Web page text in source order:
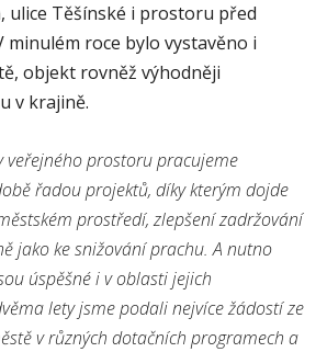
ulice Těšínské i prostoru před
minulém roce bylo vystavěno i
objekt rovněž výhodněji
v krajině.
veřejného prostoru pracujeme
řadou projektů, díky kterým dojde
prostředí, zlepšení zadržování
jako ke snižování prachu. A nutno
úspěšné i v oblasti jejich
lety jsme podali nejvíce žádostí ze
v různých dotačních programech a